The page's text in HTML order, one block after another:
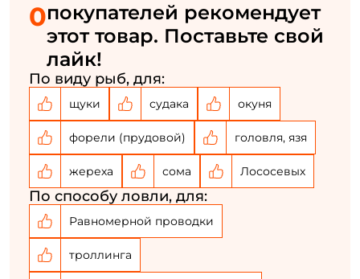
0покупателей рекомендует
этот товар. Поставьте свой
лайк!
По виду рыб, для:
щуки судака окуня
форели (прудовой) головля, язя
жереха сома Лососевых
По способу ловли, для:
Равномерной проводки
троллинга
Заполняя данную форму вы соглашаетесь на обработку
персональных данных
Создать аккаунт
У меня уже есть аккаунт